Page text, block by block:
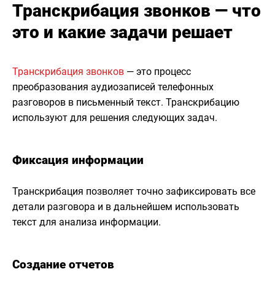
Транскрибация звонков — что
это и какие задачи решает
Транскрибация звонков — это процесс
преобразования аудиозаписей телефонных
разговоров в письменный текст. Транскрибацию
используют для решения следующих задач.
Фиксация информации
Транскрибация позволяет точно зафиксировать все
детали разговора и в дальнейшем использовать
текст для анализа информации.
Создание отчетов